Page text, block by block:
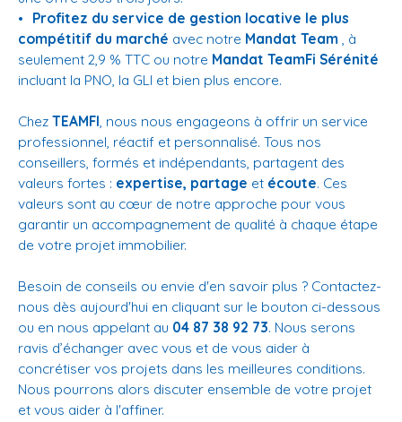
Profitez du service de gestion locative le plus
compétitif du marché avec notre Mandat Team , à
seulement 2,9 % TTC ou notre Mandat TeamFi Sérénité
incluant la PNO, la GLI et bien plus encore.
Chez TEAMFI, nous nous engageons à offrir un service
professionnel, réactif et personnalisé. Tous nos
conseillers, formés et indépendants, partagent des
valeurs fortes : expertise, partage et écoute. Ces
valeurs sont au cœur de notre approche pour vous
garantir un accompagnement de qualité à chaque étape
de votre projet immobilier.
Besoin de conseils ou envie d'en savoir plus ? Contactez-
nous dès aujourd'hui en cliquant sur le bouton ci-dessous
ou en nous appelant au 04 87 38 92 73. Nous serons
ravis d’échanger avec vous et de vous aider à
concrétiser vos projets dans les meilleures conditions.
Nous pourrons alors discuter ensemble de votre projet
et vous aider à l'affiner.